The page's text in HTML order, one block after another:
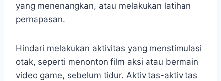
yang menenangkan, atau melakukan latihan
pernapasan.
Hindari melakukan aktivitas yang menstimulasi
otak, seperti menonton film aksi atau bermain
video game, sebelum tidur. Aktivitas-aktivitas